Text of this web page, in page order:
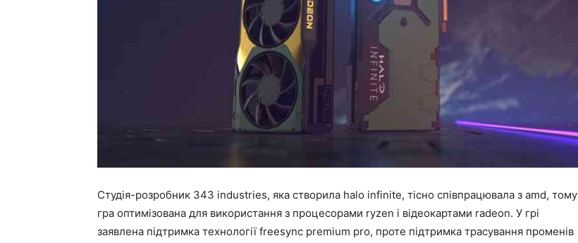
Студія-розробник 343 industries, яка створила halo infinite, тісно співпрацювала з amd, тому
гра оптимізована для використання з процесорами ryzen і відеокартами radeon. У грі
заявлена підтримка технології freesync premium pro, проте підтримка трасування променів